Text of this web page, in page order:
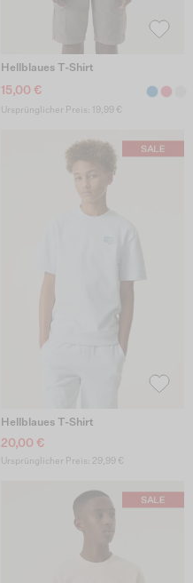
Hellblaues T-Shirt
15,00 €
Ursprünglicher Preis: 19,99 €
Hellblaues T-Shirt
20,00 €
Ursprünglicher Preis: 29,99 €